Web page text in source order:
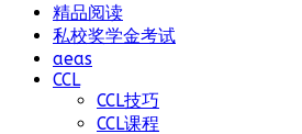
精品阅读
私校奖学金考试
aeas
CCL
CCL技巧
CCL课程